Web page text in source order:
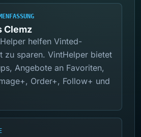
Clemz
helfen Vinted-
zu sparen. VintHelper bietet
Angebote an Favoriten,
Order+, Follow+ und